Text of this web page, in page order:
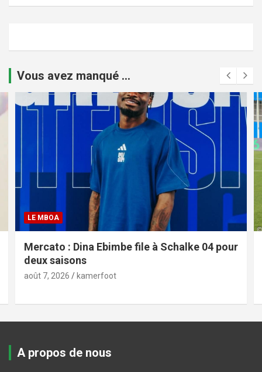
Vous avez manqué ...
LE MBOA
Mercato : Dina Ebimbe file à Schalke 04 pour
deux saisons
août 7, 2026 kamerfoot
A propos de nous